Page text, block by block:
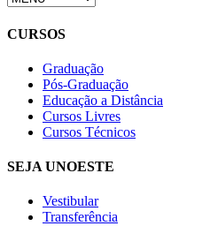
CURSOS
Graduação
Pós-Graduação
Educação a Distância
Cursos Livres
Cursos Técnicos
SEJA UNOESTE
Vestibular
Transferência